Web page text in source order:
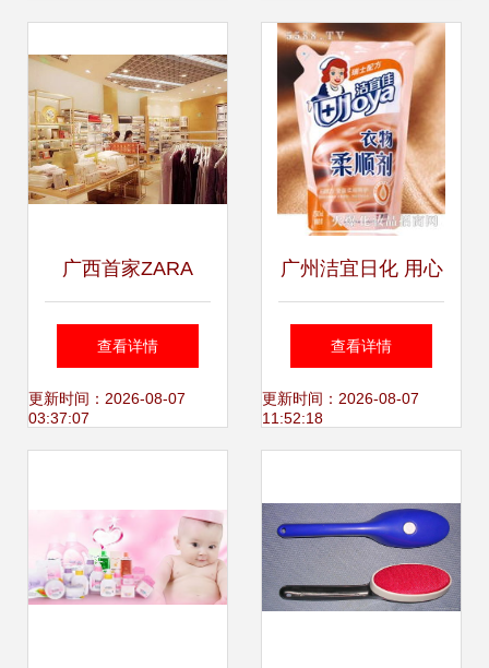
宝藏好物
广西首家ZARA
HOME家居护理用
品店盛大开业，引
查看详情
更新时间：2026-08-07
03:37:07
广州洁宜日化 用心
呵护每一个家，全
球家居健康护理的
查看详情
更新时间：2026-08-07
11:52:18